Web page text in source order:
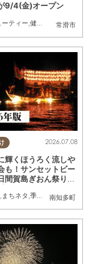
,友人 花火 常滑市
9/4(金)オープン
ーティー 健康 住まい,専門店
レポ 南知多町
2026.07.08
輝くほうろく流しや
も！サンセットビー
間賀島ぎおん祭り」
, まちネタ ,季節ネタ ,花火